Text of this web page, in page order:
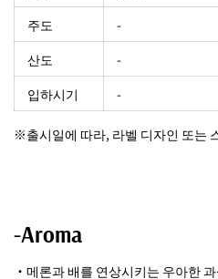
주도
-
산도
-
입하시기
-
※출시일에 따라, 라벨 디자인 또는
-Aroma
・메론과 배를 연상시키는 우아한